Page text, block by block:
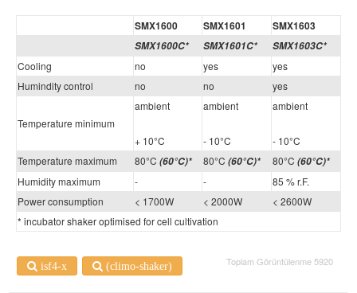
SMX1600 SMX1601 SMX1603
SMX1600C* SMX1601C*
SMX1603C*
Cooling
no yes
yes
Humindity control
no no yes
Temperature minimum
ambient
+ 10°C
ambient
- 10°C
ambient
- 10°C
Temperature maximum
80°C (60°C)* 80°C (60°C)* 80°C (60°C)*
Humidity maximum
- -
85 % r.F.
Power consumption
< 1700W < 2000W
< 2600W
* incubator shaker optimised for cell cultivation
Toplam Görüntülenme 5920
isf4-x (climo-shaker)